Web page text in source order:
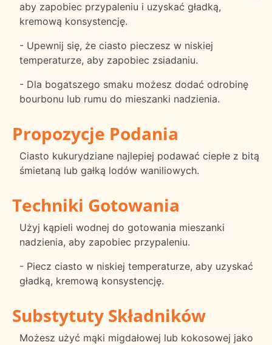
aby zapobiec przypaleniu i uzyskać gładką,
kremową konsystencję.
- Upewnij się, że ciasto pieczesz w niskiej
temperaturze, aby zapobiec zsiadaniu.
- Dla bogatszego smaku możesz dodać odrobinę
bourbonu lub rumu do mieszanki nadzienia.
Propozycje Podania
Ciasto kukurydziane najlepiej podawać ciepłe z bitą
śmietaną lub gałką lodów waniliowych.
Techniki Gotowania
Użyj kąpieli wodnej do gotowania mieszanki
nadzienia, aby zapobiec przypaleniu.
- Piecz ciasto w niskiej temperaturze, aby uzyskać
gładką, kremową konsystencję.
Substytuty Składników
Możesz użyć mąki migdałowej lub kokosowej jako